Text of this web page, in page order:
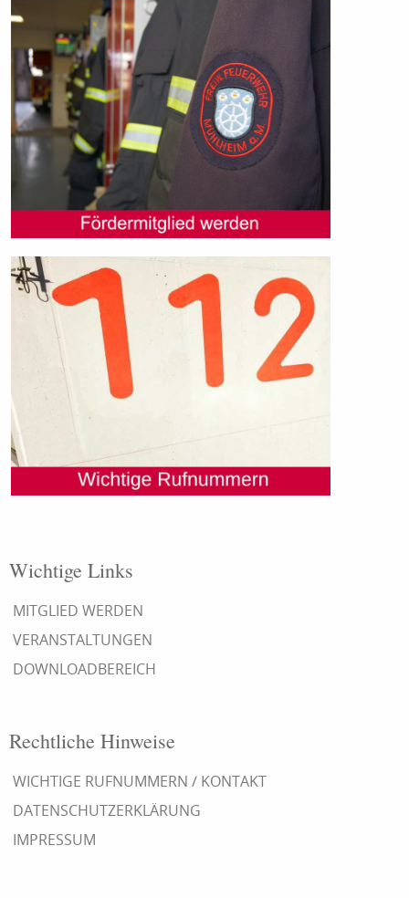
Wichtige Links
MITGLIED WERDEN
VERANSTALTUNGEN
DOWNLOADBEREICH
Rechtliche Hinweise
WICHTIGE RUFNUMMERN / KONTAKT
DATENSCHUTZERKLÄRUNG
IMPRESSUM